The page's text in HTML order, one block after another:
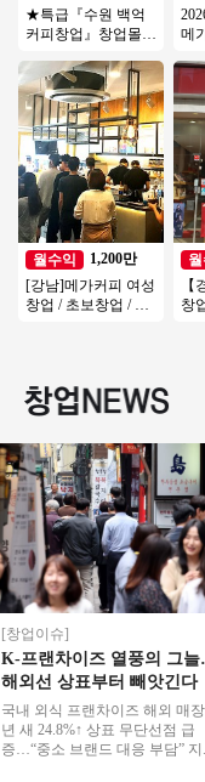
★특급『수원 백억
커피창업』창업몰추
만 창업비용 1억미만
월수익
1,200만
[강남]메가커피 여성
창업 / 초보창업 / 오
메
입
창
이슈]
랜차이즈 열풍의 그늘…
선 상표부터 빼앗긴다
외식 프랜차이즈 해외 매장 5
24.8%↑ 상표 무단선점 급
중소 브랜드 대응 부담” 지..